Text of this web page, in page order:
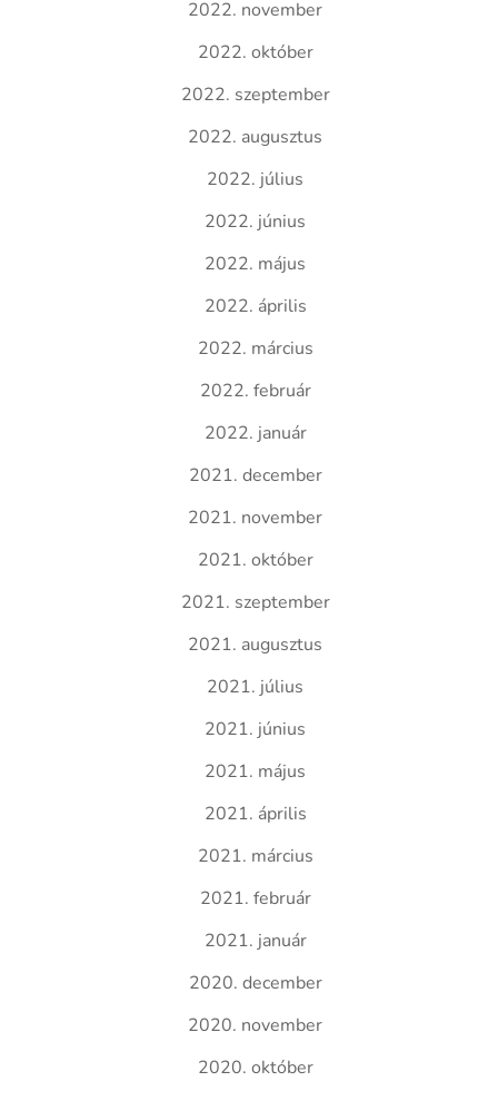
2022. november
2022. október
2022. szeptember
2022. augusztus
2022. július
2022. június
2022. május
2022. április
2022. március
2022. február
2022. január
2021. december
2021. november
2021. október
2021. szeptember
2021. augusztus
2021. július
2021. június
2021. május
2021. április
2021. március
2021. február
2021. január
2020. december
2020. november
2020. október